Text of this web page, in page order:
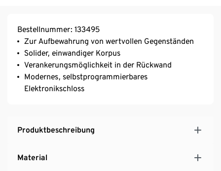
Bestellnummer: 133495
Zur Aufbewahrung von wertvollen Gegenständen
Solider, einwandiger Korpus
Verankerungsmöglichkeit in der Rückwand
Modernes, selbstprogrammierbares
Elektronikschloss
Produktbeschreibung
Material